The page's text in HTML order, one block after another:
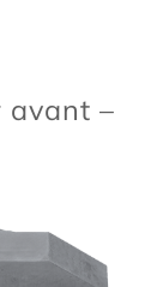
avant –